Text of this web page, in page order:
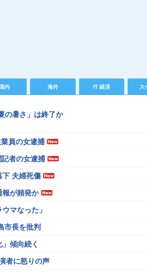
国内 海外 IT 経済 ス
の暑さ」は終了か
員の女逮捕
者の女逮捕
夫婦死傷
報が頻発か
マなった」
市長を批判
傾向続く
者に怒りの声